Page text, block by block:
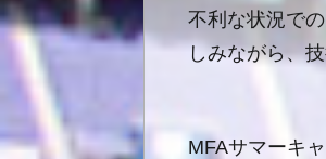
不利な状況で
しみながら、
MFAサマーキ